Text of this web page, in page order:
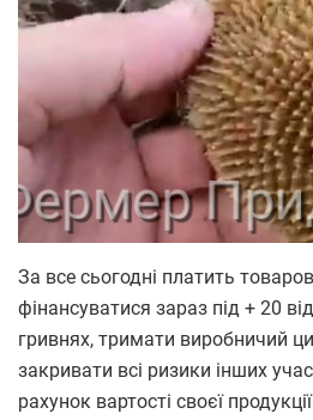
За все сьогодні платить
фінансуватися зараз під + 20
гривнях, тримати виробничий
закривати всі ризики інших
рахунок вартості своєї